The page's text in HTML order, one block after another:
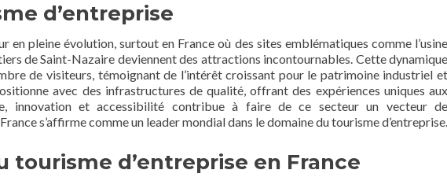
d’entreprise
en pleine évolution, surtout en France où des sites emblématiques comme l’usine
de Saint-Nazaire deviennent des attractions incontournables. Cette dynamique
de visiteurs, témoignant de l’intérêt croissant pour le patrimoine industriel et
avec des infrastructures de qualité, offrant des expériences uniques aux
innovation et accessibilité contribue à faire de ce secteur un vecteur de
s’affirme comme un leader mondial dans le domaine du tourisme d’entreprise.
tourisme d’entreprise en France